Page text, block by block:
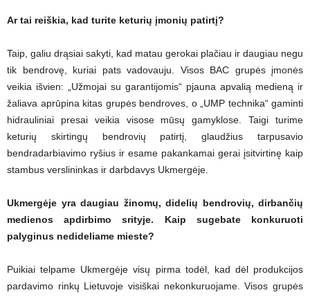
Ar tai reiškia, kad turite keturių įmonių patirtį?
Taip, galiu drąsiai sakyti, kad matau gerokai plačiau ir daugiau negu
tik bendrovę, kuriai pats vadovauju. Visos BAC grupės įmonės
veikia išvien: „Užmojai su garantijomis“ pjauna apvalią medieną ir
žaliava aprūpina kitas grupės bendroves, o „UMP technika“ gaminti
hidrauliniai presai veikia visose mūsų gamyklose. Taigi turime
keturių skirtingų bendrovių patirtį, glaudžius tarpusavio
bendradarbiavimo ryšius ir esame pakankamai gerai įsitvirtinę kaip
stambus verslininkas ir darbdavys Ukmergėje.
Ukmergėje yra daugiau žinomų, didelių bendrovių, dirbančių
medienos apdirbimo srityje. Kaip sugebate konkuruoti
palyginus nedideliame mieste?
Puikiai telpame Ukmergėje visų pirma todėl, kad dėl produkcijos
pardavimo rinkų Lietuvoje visiškai nekonkuruojame. Visos grupės